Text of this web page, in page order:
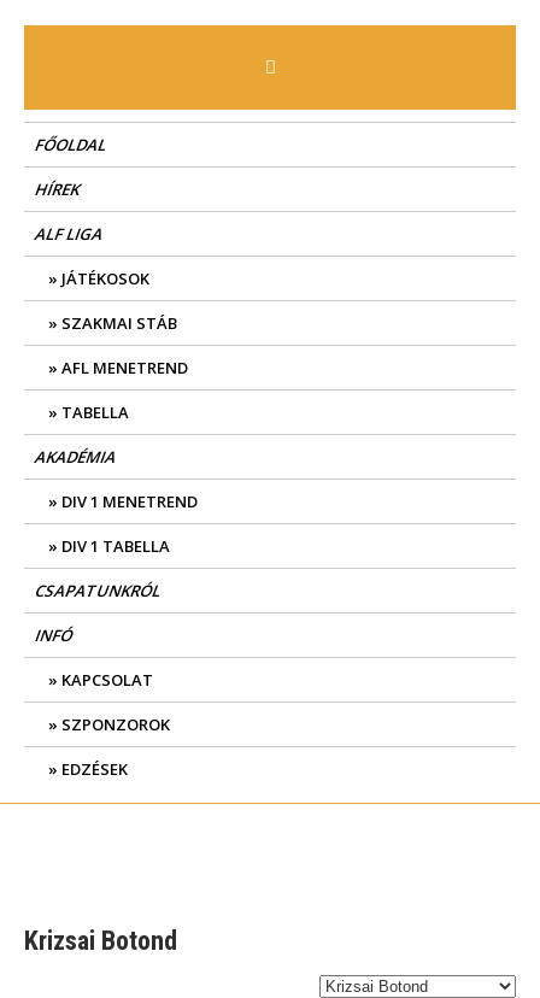
FŐOLDAL
HÍREK
ALF LIGA
JÁTÉKOSOK
SZAKMAI STÁB
AFL MENETREND
TABELLA
AKADÉMIA
DIV 1 MENETREND
DIV 1 TABELLA
CSAPATUNKRÓL
INFÓ
KAPCSOLAT
SZPONZOROK
EDZÉSEK
Krizsai Botond